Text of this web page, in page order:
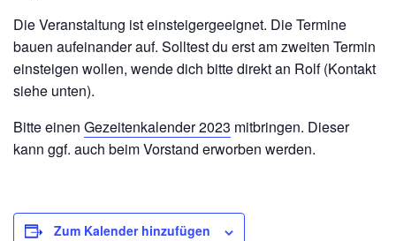
Die Veranstaltung ist einsteigergeeignet. Die Termine
bauen aufeinander auf. Solltest du erst am zweiten Termin
einsteigen wollen, wende dich bitte direkt an Rolf (Kontakt
siehe unten).
Bitte einen Gezeitenkalender 2023 mitbringen. Dieser
kann ggf. auch beim Vorstand erworben werden.
Zum Kalender hinzufügen